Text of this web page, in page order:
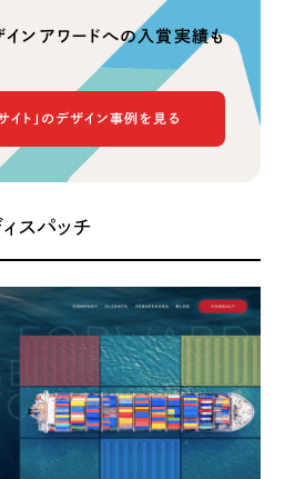
績の中から
たサイト
インアワードへの入賞実績も
イト」のデザイン事例を見る
スパッチ